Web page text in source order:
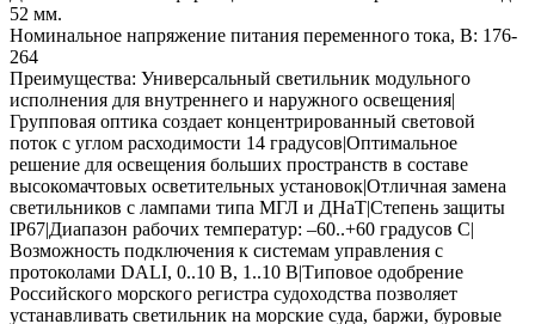
52 мм.
Номинальное напряжение питания переменного тока, В: 176-
264
Преимущества: Универсальный светильник модульного
исполнения для внутреннего и наружного освещения|
Групповая оптика создает концентрированный световой
поток с углом расходимости 14 градусов|Оптимальное
решение для освещения больших пространств в составе
высокомачтовых осветительных установок|Отличная замена
светильников с лампами типа МГЛ и ДНаТ|Степень защиты
IP67|Диапазон рабочих температур: –60..+60 градусов С|
Возможность подключения к системам управления с
протоколами DALI, 0..10 В, 1..10 В|Типовое одобрение
Российского морского регистра судоходства позволяет
устанавливать светильник на морские суда, баржи, буровые